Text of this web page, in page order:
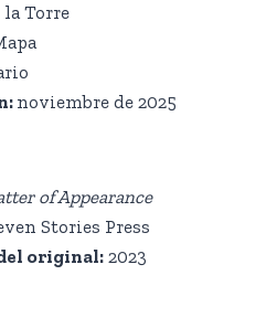
la Torre
noviembre de 2025
of Appearance
Stories Press
original: 2023